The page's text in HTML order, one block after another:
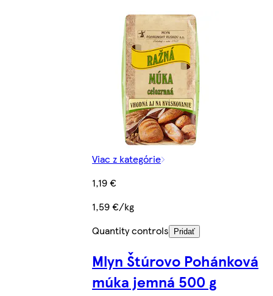
Viac z kategórie
1,19 €
1,59 €/kg
Quantity controls
Pridať
Mlyn Štúrovo Pohánková
múka jemná 500 g